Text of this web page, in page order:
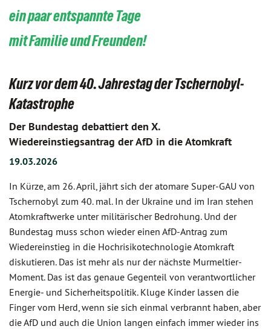
ein paar entspannte Tage
mit Familie und Freunden!
Kurz vor dem 40. Jahrestag der Tschernobyl-
Katastrophe
Der Bundestag debattiert den X.
Wiedereinstiegsantrag der AfD in die Atomkraft
19.03.2026
In Kürze, am 26. April, jährt sich der atomare Super-GAU von
Tschernobyl zum 40. mal. In der Ukraine und im Iran stehen
Atomkraftwerke unter militärischer Bedrohung. Und der
Bundestag muss schon wieder einen AfD-Antrag zum
Wiedereinstieg in die Hochrisikotechnologie Atomkraft
diskutieren. Das ist mehr als nur der nächste Murmeltier-
Moment. Das ist das genaue Gegenteil von verantwortlicher
Energie- und Sicherheitspolitik. Kluge Kinder lassen die
Finger vom Herd, wenn sie sich einmal verbrannt haben, aber
die AfD und auch die Union langen einfach immer wieder ins